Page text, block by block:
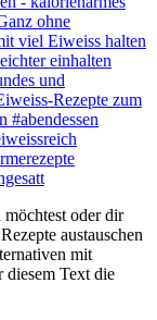
oder dir
austauschen
mit
diesem Text die